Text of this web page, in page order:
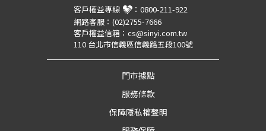
客戶權益專線 ： 0800-211-922
網路客服： (02)2755-7666
客戶權益信箱： cs@sinyi.com.tw
110 台北市信義區信義路五段100號
門市據點
服務條款
保障隱私權聲明